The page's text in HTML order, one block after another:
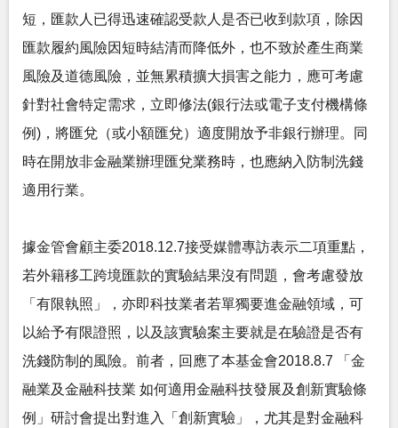
短，匯款人已得迅速確認受款人是否已收到款項，除因
匯款履約風險因短時結清而降低外，也不致於產生商業
風險及道德風險，並無累積擴大損害之能力，應可考慮
針對社會特定需求，立即修法(銀行法或電子支付機構條
例)，將匯兌（或小額匯兌）適度開放予非銀行辦理。同
時在開放非金融業辦理匯兌業務時，也應納入防制洗錢
適用行業。
據金管會顧主委2018.12.7接受媒體專訪表示二項重點，
若外籍移工跨境匯款的實驗結果沒有問題，會考慮發放
「有限執照」，亦即科技業者若單獨要進金融領域，可
以給予有限證照，以及該實驗案主要就是在驗證是否有
洗錢防制的風險。前者，回應了本基金會2018.8.7 「金
融業及金融科技業 如何適用金融科技發展及創新實驗條
例」研討會提出對進入「創新實驗」，尤其是對金融科